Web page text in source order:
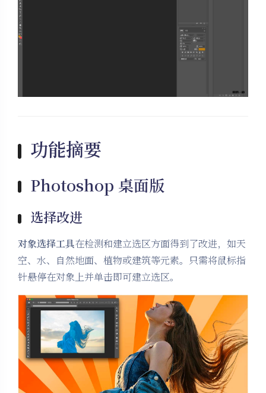
功能摘要
Photoshop 桌面版
选择改进
对象选择工具在检测和建立选区方面得到了改进，如天
空、水、自然地面、植物或建筑等元素。只需将鼠标指
针悬停在对象上并单击即可建立选区。